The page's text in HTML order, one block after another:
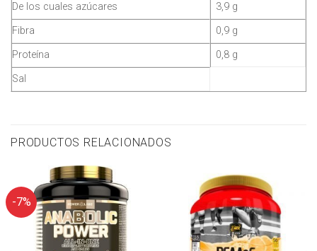
De los cuales azúcares
3,9 g
Fibra
0,9 g
Proteína
0,8 g
Sal
PRODUCTOS RELACIONADOS
-7%